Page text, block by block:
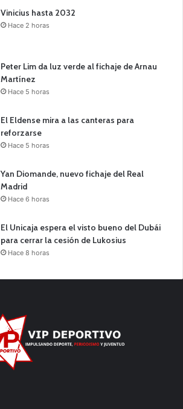
Vinicius hasta 2032
Hace 2 horas
Peter Lim da luz verde al fichaje de Arnau
Martínez
Hace 5 horas
El Eldense mira a las canteras para
reforzarse
Hace 5 horas
Yan Diomande, nuevo fichaje del Real
Madrid
Hace 6 horas
El Unicaja espera el visto bueno del Dubái
para cerrar la cesión de Lukosius
Hace 8 horas